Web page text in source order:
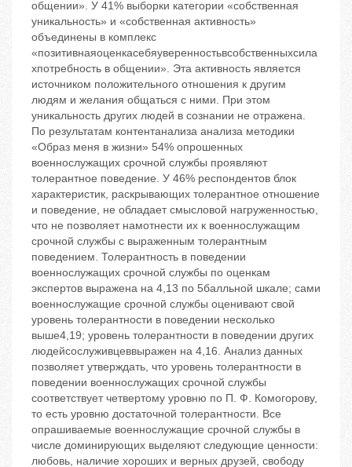
общении». У 41% выборки категории «собственная
уникальность» и «собственная активность»
объединены в комплекс
«позитивнаяоценкасебя‬уверенностьвсобственныхсила
х‬потребность в общении». Эта активность является
источником положительного отношения к другим
людям и желания общаться с ними. При этом
уникальность других людей в сознании не отражена.
По результатам контентанализа анализа методики
«Образ меня в жизни» 54% опрошенных
военнослужащих срочной службы проявляют
толерантное поведение. У 46% респондентов блок
характеристик, раскрывающих толерантное отношение
и поведение, не обладает смысловой нагруженностью,
что не позволяет намотнести их к военнослужащим
срочной службы с выраженным толерантным
поведением. Толерантность в поведении
военнослужащих срочной службы по оценкам
экспертов выражена на 4,13 по 5балльной шкале; сами
военнослужащие срочной службы оценивают свой
уровень толерантности в поведении несколько
выше‬4,19; уровень толерантности в поведении других
людей‬сослуживцев‬выражен на 4,16. Анализ данных
позволяет утверждать, что уровень толерантности в
поведении военнослужащих срочной службы
соответствует четвертому уровню по П. Ф. Комогорову,
то есть уровню достаточной толерантности. Все
опрашиваемые военнослужащие срочной службы в
числе доминирующих выделяют следующие ценности:
любовь, наличие хороших и верных друзей, свободу